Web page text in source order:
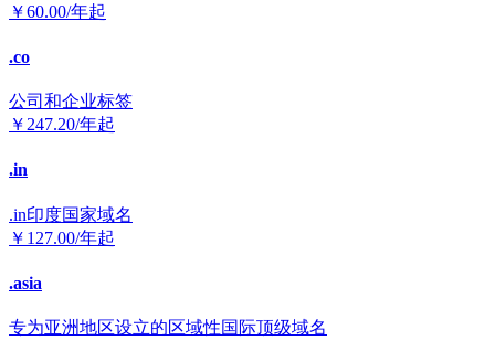
￥60.00/年起
.co
公司和企业标签
￥ 247.20/年起
.in
.in印度国家域名
￥ 127.00/年起
.asia
专为亚洲地区设立的区域性国际顶级域名